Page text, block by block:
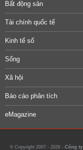
Bất động sản
Tài chính quốc tế
Kinh tế số
Sống
Xã hội
Báo cáo phân tích
eMagazine
© Copyright 2007 - 2026 - Công ty